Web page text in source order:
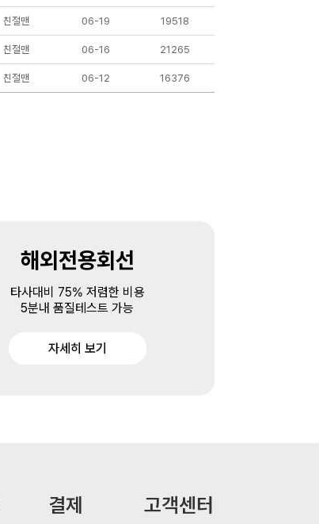
친절맨 06-19 19518
친절맨 06-16 21265
친절맨 06-12 16376
해외전용회선
타사대비 75% 저렴한 비용
5분내 품질테스트 가능
자세히 보기
결제 고객센터